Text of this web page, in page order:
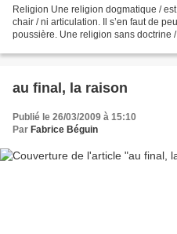
Religion Une religion dogmatique /
chair / ni articulation. Il s’en faut de
poussière. Une religion sans doctrine
au final, la raison
Publié le 26/03/2009 à 15:10
Par Fabrice Béguin